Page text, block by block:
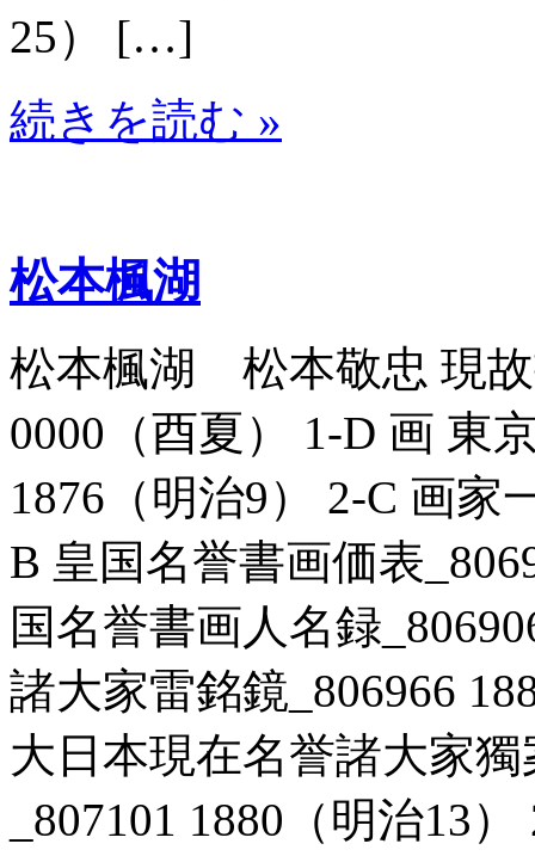
25） […]
続きを読む »
松本楓湖
松本楓湖 松本敬忠 現故
0000（酉夏） 1-D 画 東
1876（明治9） 2-C 画家
B 皇国名誉書画価表
国名誉書画人名録
諸大家雷銘鏡_806966
大日本現在名誉諸大家
_807101 1880（明治13